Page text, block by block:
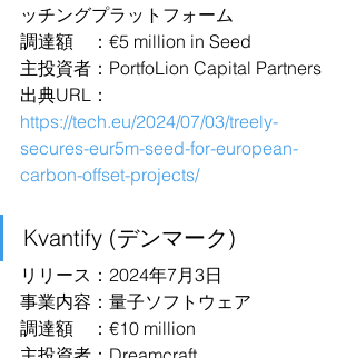
ッチングプラットフォーム
調達額　：€5 million in Seed
主投資者：PortfoLion Capital Partners
出典URL：
https://tech.eu/2024/07/03/treely-
secures-eur5m-seed-for-european-
carbon-offset-projects/
Kvantify (デンマーク)
リリース：2024年7月3日
事業内容：量子ソフトウェア
調達額　：€10 million